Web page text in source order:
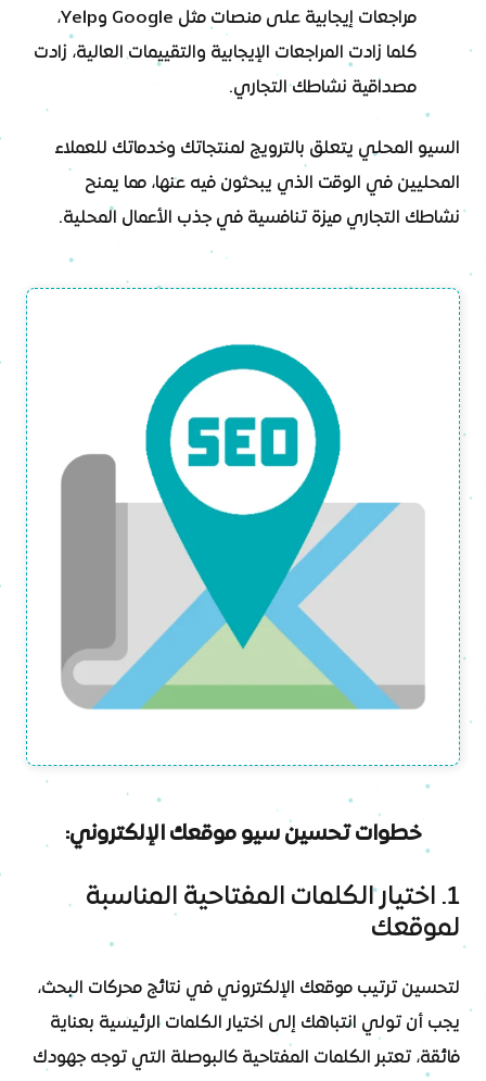
مراجعات إيجابية على منصات مثل Google وYelp،
كلما زادت المراجعات الإيجابية والتقييمات العالية، زادت
مصداقية نشاطك التجاري.
السيو المحلي يتعلق بالترويج لمنتجاتك وخدماتك للعملاء
المحليين في الوقت الذي يبحثون فيه عنها، مما يمنح
نشاطك التجاري ميزة تنافسية في جذب الأعمال المحلية.
خطوات تحسين سيو موقعك الإلكتروني:
1. اختيار الكلمات المفتاحية المناسبة
لموقعك
لتحسين ترتيب موقعك الإلكتروني في نتائج محركات البحث،
يجب أن تولي انتباهك إلى اختيار الكلمات الرئيسية بعناية
فائقة، تعتبر الكلمات المفتاحية كالبوصلة التي توجه جهودك